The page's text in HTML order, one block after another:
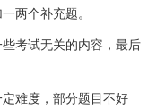
两个补充题。
考试无关的内容，最后
难度，部分题目不好